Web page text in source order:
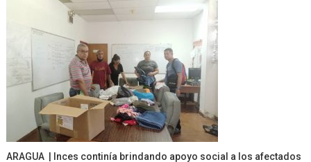
ARAGUA | Inces continía brindando apoyo social a los afectados